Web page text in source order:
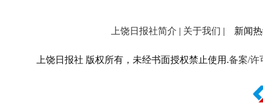
上饶日报社简介 | 关于我们 | 新闻热
上饶日报社 版权所有，未经书面授权禁止使用.备案/许